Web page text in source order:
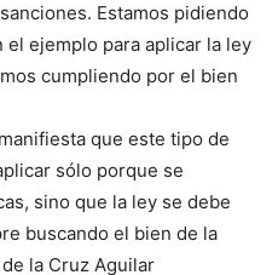
Estamos pidiendo
ejemplo para aplicar la ley
cumpliendo por el bien
que este tipo de
sólo porque se
sino que la ley se debe
buscando el bien de la
la Cruz Aguilar